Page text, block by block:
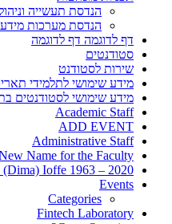
הנדסת תעשייה
הנדסת מערכות
דף לדוגמה דף לדוגמה
סטודנטים
שירות לסטודנט
מידע שימושי לתלמידי
מידע שימושי לסטודנטים
Academic Staff
ADD EVENT
Administrative Staff
Name for the Faculty
Ioffe 1963 – 2020
Events
Categories
Fintech Laboratory